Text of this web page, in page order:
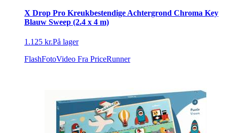
X Drop Pro Kreukbestendige Achtergrond Chroma Key
Blauw Sweep (2.4 x 4 m)
1.125 kr.På lager
FlashFotoVideo Fra PriceRunner